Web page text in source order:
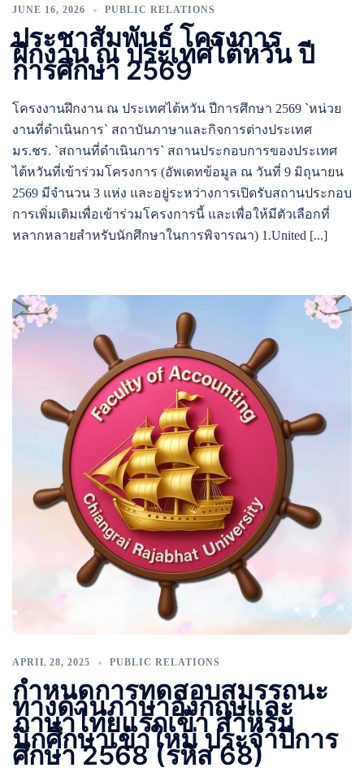
JUNE 16, 2026 PUBLIC RELATIONS
ประชาสัมพันธ์ โครงการ
ฝึกงาน ณ ประเทศไต้หวัน ปี
การศึกษา 2569
โครงงานฝึกงาน ณ ประเทศไต้หวัน ปีการศึกษา 2569 `หน่วย
งานที่ดำเนินการ` สถาบันภาษาและกิจการต่างประเทศ
มร.ชร. `สถานที่ดำเนินการ` สถานประกอบการของประเทศ
ไต้หวันที่เข้าร่วมโครงการ (อัพเดทข้อมูล ณ วันที่ 9 มิถุนายน
2569 มีจำนวน 3 แห่ง และอยู่ระหว่างการเปิดรับสถานประกอบ
การเพิ่มเติมเพื่อเข้าร่วมโครงการนี้ และเพื่อให้มีตัวเลือกที่
หลากหลายสำหรับนักศึกษาในการพิจารณา) 1.United [...]
APRIL 28, 2025 PUBLIC RELATIONS
กำหนดการทดสอบสมรรถนะ
ทางด้านภาษาอังกฤษและ
ภาษาไทยแรกเข้า สำหรับ
นักศึกษาเข้าใหม่ ประจำปีการ
ศึกษา 2568 (รหัส 68)